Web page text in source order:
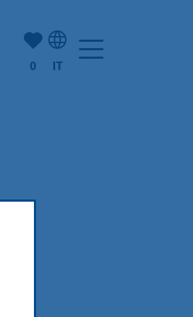
(Mio) Hofheim:
0 IT